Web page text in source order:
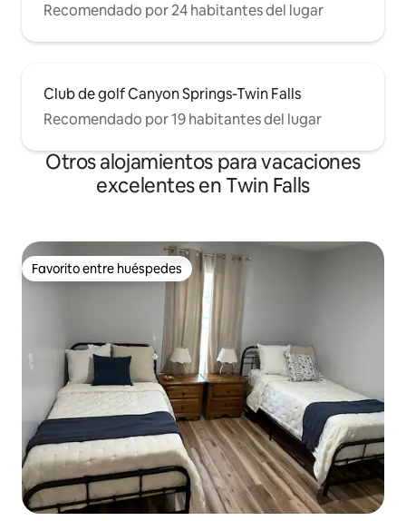
Recomendado por 24 habitantes del lugar
Club de golf Canyon Springs-Twin Falls
Recomendado por 19 habitantes del lugar
Otros alojamientos para vacaciones
excelentes en Twin Falls
Favorito entre huéspedes
Favorito entre huéspedes